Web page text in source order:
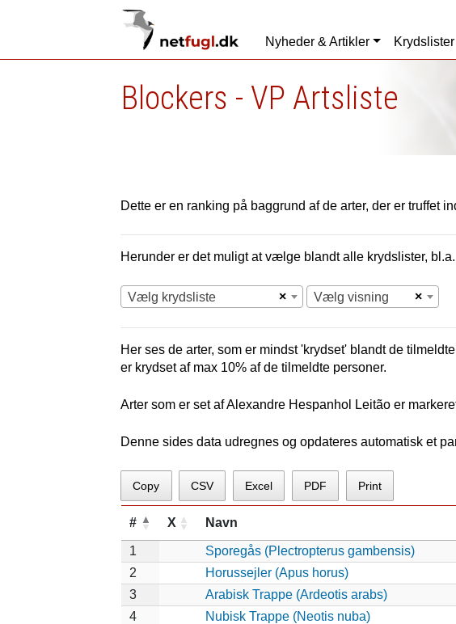
Nyheder & Artikler Krydslister
Blockers - VP Artsliste
Dette er en ranking på baggrund af de arter, der er truffet
Herunder er det muligt at vælge blandt alle krydslister,
×
Vælg krydsliste ×
Vælg visning
Her ses de arter, som er mindst 'krydset' blandt de
er krydset af max 10% af de tilmeldte personer.
Arter som er set af Alexandre Hespanhol Leitão er
Denne sides data udregnes og opdateres automatisk et
Copy CSV Excel PDF Print
# X Navn
1 Sporegås (Plectropterus gambensis)
2
Horussejler (Apus horus)
3
Arabisk Trappe (Ardeotis arabs)
4
Nubisk Trappe (Neotis nuba)